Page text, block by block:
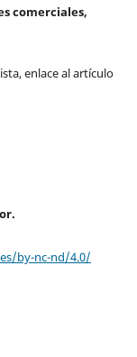
comerciales,
enlace al artículo
by-nc-nd/4.0/